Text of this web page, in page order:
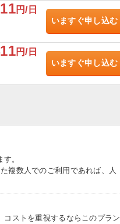
円/日
いますぐ申し込む
円/日
いますぐ申し込む
。
複数人でのご利用であれば、人
ストを重視するならこのプラン